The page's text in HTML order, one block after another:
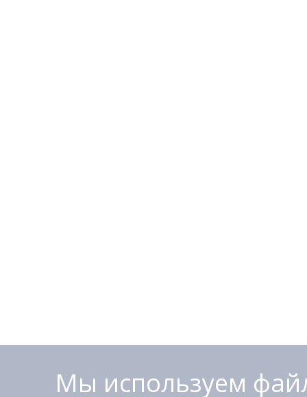
Мы используем